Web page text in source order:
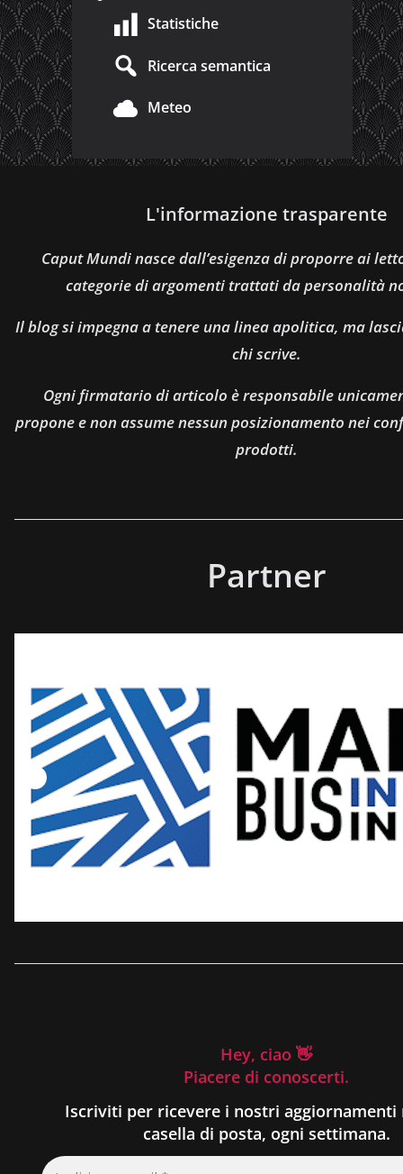
Statistiche
Ricerca semantica
Meteo
L'informazione trasparente
Caput Mundi nasce dall’esigenza di proporre ai
categorie di argomenti trattati da personalità
Il blog si impegna a tenere una linea apolitica, ma
chi scrive.
Ogni firmatario di articolo è responsabile
propone e non assume nessun posizionamento nei
prodotti.
Partner
Hey, ciao 👋
Piacere di conoscerti.
Iscriviti per ricevere i nostri aggiornamenti
casella di posta, ogni settimana.